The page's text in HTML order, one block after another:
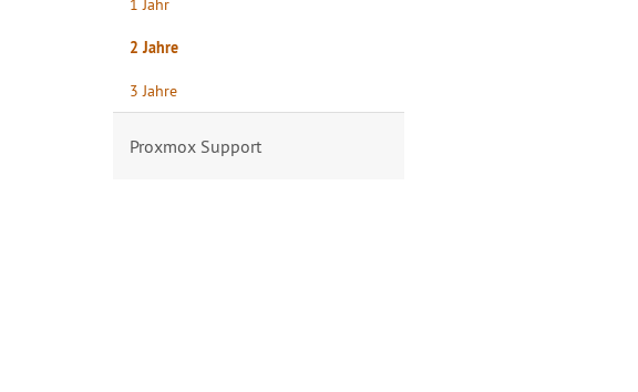
2 Jahre
3 Jahre
Proxmox Support